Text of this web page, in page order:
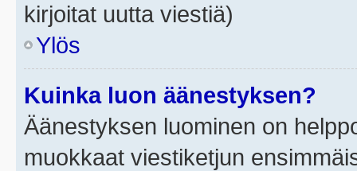
kirjoitat uutta viestiä)
Ylös
Kuinka luon äänestyksen?
Äänestyksen luominen on
muokkaat viestiketjun